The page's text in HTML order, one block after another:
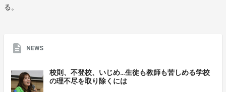
る。
NEWS
校則、不登校、いじめ…生徒も教師も苦しめる学校
の理不尽を取り除くには